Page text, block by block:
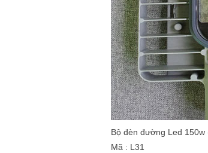
Bộ đèn đường Led 150w
Mã : L31